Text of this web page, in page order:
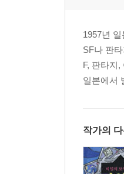
1957년
SF나 판
F, 판타지
일본에서
작가의